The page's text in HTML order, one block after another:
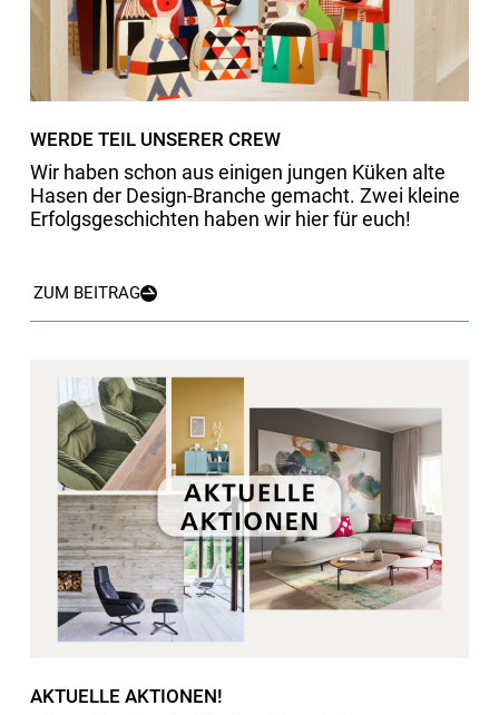
WERDE TEIL UNSERER CREW
Wir haben schon aus einigen jungen Küken alte
Hasen der Design-Branche gemacht. Zwei kleine
Erfolgsgeschichten haben wir hier für euch!
ZUM BEITRAG
AKTUELLE AKTIONEN!